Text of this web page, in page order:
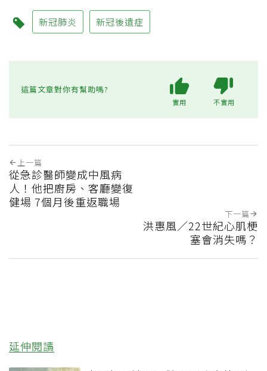
新冠肺炎 新冠後遺症
這篇文章對你有幫助嗎?
實用 不實用
上一篇
從急診醫師變成中風病
人！他把廚房、客廳變復
健場 7個月後重返職場
下一篇
洪惠風／22世紀心肌梗
塞會消失嗎？
延伸閱讀